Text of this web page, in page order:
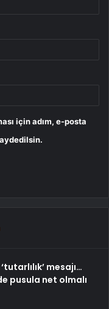
için adım, e-posta
mesajı…
pusula net olmalı